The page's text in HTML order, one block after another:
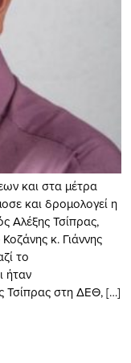
και στα μέτρα
και δρομολογεί η
Αλέξης Τσίπρας,
κ. Γιάννης
το
ήταν
Τσίπρας στη ΔΕΘ, […]